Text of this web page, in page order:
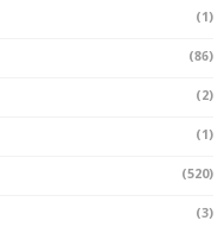
(1)
(86)
(2)
(1)
(520)
(3)